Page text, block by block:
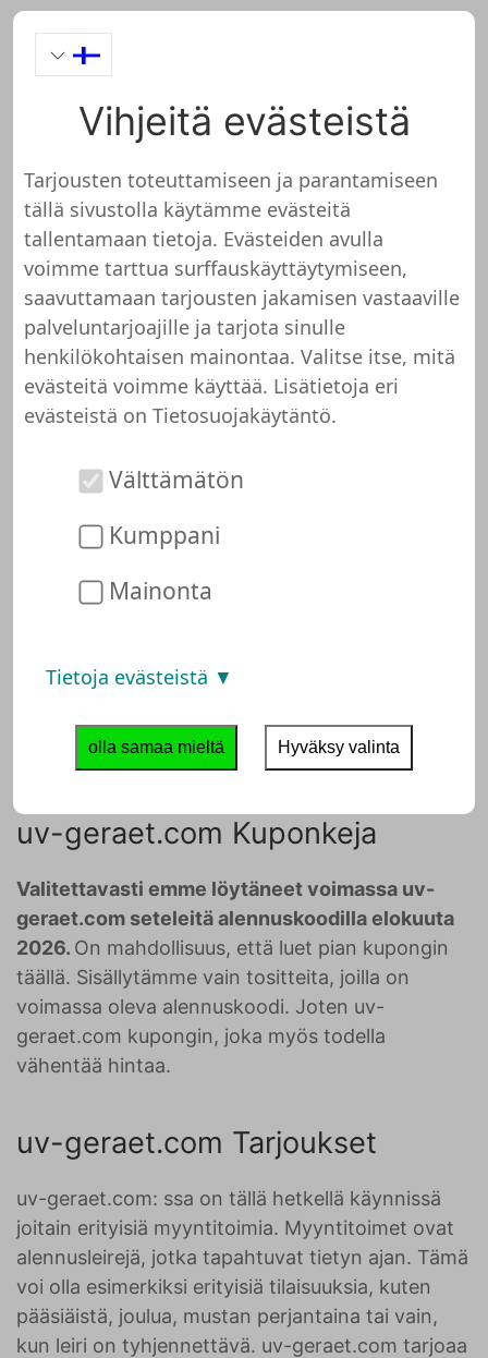
uv-geraet.com
https://uv-geraet.com/produkt/saalux-uv-b-
kamm-311-nm-gegen-psoriasis-und-vitiligo/
uv-geraet.com ei ole vielä
tarkistettu ja testattu
kaupasta tai verkkosivustosta. Tämä
tarkoittaa, että tukitiimimme ei ole vielä
tarkistanut ja testannut uv-geraet.com.
geraet.com olisi kyseenalainen. Voit siis
on ehkä jo löytänyt sinulle tarjouksia tai
osoitteessa uv-geraet.com:
uv-geraet.com Kuponkeja
Valitettavasti emme löytäneet voimassa uv-
geraet.com seteleitä alennuskoodilla elokuuta
2026. On mahdollisuus, että luet pian kupongin
täällä. Sisällytämme vain tositteita, joilla on
voimassa oleva alennuskoodi. Joten uv-
geraet.com kupongin, joka myös todella
vähentää hintaa.
uv-geraet.com Tarjoukset
uv-geraet.com: ssa on tällä hetkellä käynnissä
joitain erityisiä myyntitoimia. Myyntitoimet ovat
alennusleirejä, jotka tapahtuvat tietyn ajan. Tämä
voi olla esimerkiksi erityisiä tilaisuuksia, kuten
pääsiäistä, joulua, mustan perjantaina tai vain,
kun leiri on tyhjennettävä. uv-geraet.com tarjoaa
Vihjeitä evästeistä
Tarjousten toteuttamiseen ja parantamiseen
tällä sivustolla käytämme evästeitä
tallentamaan tietoja. Evästeiden avulla
voimme tarttua surffauskäyttäytymiseen,
saavuttamaan tarjousten jakamisen vastaaville
palveluntarjoajille ja tarjota sinulle
henkilökohtaisen mainontaa. Valitse itse, mitä
evästeitä voimme käyttää. Lisätietoja eri
evästeistä onTietosuojakäytäntö.
Välttämätön
Kumppani
Mainonta
Tietoja evästeistä
olla samaa mieltä Hyväksy valinta